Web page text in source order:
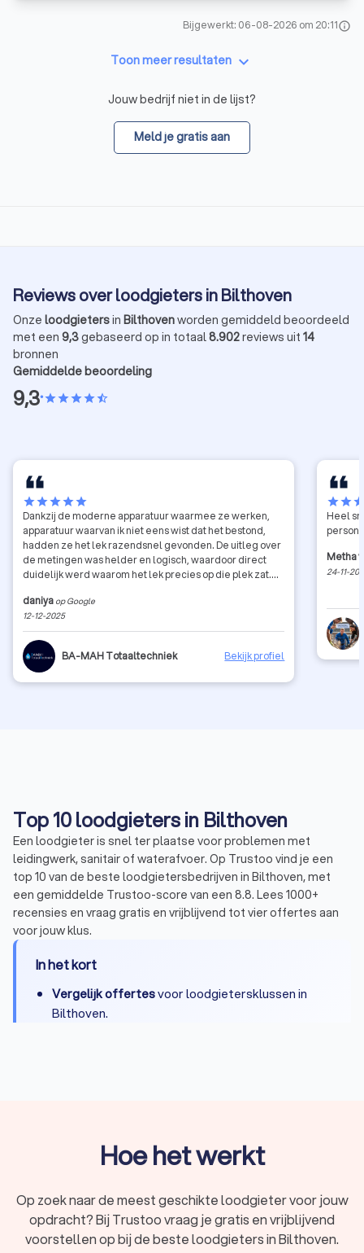
Bijgewerkt: 06-08-2026 om 20:11info
Toon meer resultaten keyboard_arrow_down
Jouw bedrijf niet in de lijst?
Meld je gratis aan
Reviews over loodgieters in Bilthoven
Onze loodgietersin Bilthovenworden gemiddeld beoordeeld
met een 9,3gebaseerd op in totaal8.902reviews uit 14
bronnen
Gemiddelde beoordeling
9,3•starstarstarstarstar_half
starstarstarstarstar
Dankzij de moderne apparatuur waarmee ze werken,
apparatuur waarvan ik niet eens wist dat het bestond,
hadden ze het lek razendsnel gevonden. De uitleg over
de metingen was helder en logisch, waardoor direct
duidelijk werd waarom het lek precies op die plek zat.
doet wat het belooft. Diyaro legde alles rustig uit, wat
veel vertrouwen gaf.
daniya op Google
12-12-2025
BA-MAH Totaaltechniek Bekijk profiel
starstar
Heel
Metha
24-11-
Top 10 loodgieters in Bilthoven
Een loodgieter is snel ter plaatse voor problemen met
leidingwerk, sanitair of waterafvoer. Op Trustoo vind je een
top 10 van de beste loodgietersbedrijven in Bilthoven, met
een gemiddelde Trustoo-score van een 8.8. Lees 1000+
recensies en vraag gratis en vrijblijvend tot vier offertes aan
voor jouw klus.
In het kort
Vergelijk offertesvoor loodgietersklussen in
Bilthoven.
Trustoo en voorkom oplichting of verborgen
Vind snel een betrouwbare loodgieter in
Hoe het werkt
Op zoek naar de meest geschikte loodgieter voor jouw
opdracht? Bij Trustoo vraag je gratis en vrijblijvend
voorstellen op bij de beste loodgieters in Bilthoven.